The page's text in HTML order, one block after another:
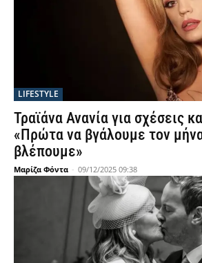
LIFESTYLE
Τραϊάνα Ανανία για σχέσεις
«Πρώτα να βγάλουμε τον
βλέπουμε»
Μαρίζα Φόντα - 09/12/2025 09:38